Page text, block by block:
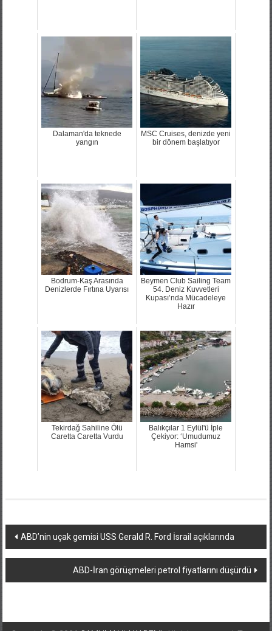
Dalaman'da teknede
yangın
MSC Cruises, denizde yeni
bir dönem başlatıyor
Bodrum-Kaş Arasında
Denizlerde Fırtına Uyarısı
Beymen Club Sailing Team
54. Deniz Kuvvetleri
Kupası’nda Mücadeleye
Hazır
Tekirdağ Sahiline Ölü
Caretta Caretta Vurdu
Balıkçılar 1 Eylül'ü İple
Çekiyor: ‘Umudumuz
Hamsi'
Yazı
dolaşımı
ABD’nin uçak gemisi USS Gerald R. Ford İsrail açıklarında
ABD-İran görüşmeleri petrol fiyatlarını düşürdü